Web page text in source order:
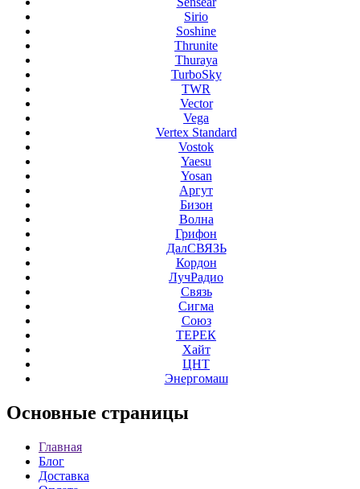
Sirio
Soshine
Thrunite
Thuraya
TurboSky
TWR
Vector
Vega
Vertex Standard
Vostok
Yaesu
Yosan
Аргут
Бизон
Волна
Грифон
ДалСВЯЗЬ
Кордон
ЛучРадио
Связь
Сигма
Союз
ТЕРЕК
Хайт
ЦНТ
Энергомаш
Основные страницы
Главная
Блог
Доставка